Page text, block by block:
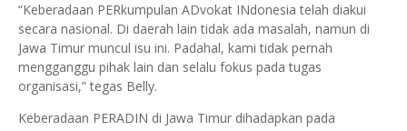
“Keberadaan PERkumpulan ADvokat INdonesia telah diakui
secara nasional. Di daerah lain tidak ada masalah, namun di
Jawa Timur muncul isu ini. Padahal, kami tidak pernah
mengganggu pihak lain dan selalu fokus pada tugas
organisasi,” tegas Belly.
Keberadaan PERADIN di Jawa Timur dihadapkan pada